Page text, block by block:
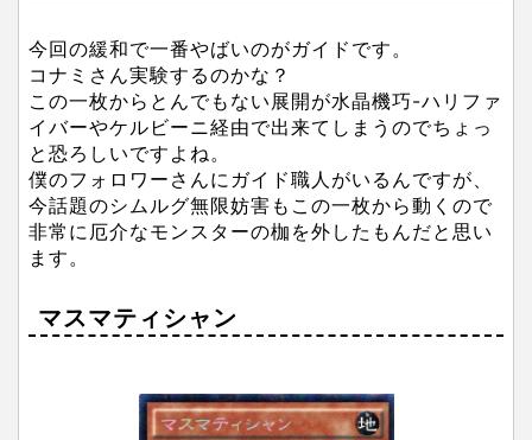
今回の緩和で一番やばいのがガイドです。
コナミさん実験するのかな？
この一枚からとんでもない展開が水晶機巧-ハリファ
イバーやケルビーニ経由で出来てしまうのでちょっ
と恐ろしいですよね。
僕のフォロワーさんにガイド職人がいるんですが、
今話題のシムルグ無限妨害もこの一枚から動くので
非常に厄介なモンスターの枷を外したもんだと思い
ます。
マスマティシャン